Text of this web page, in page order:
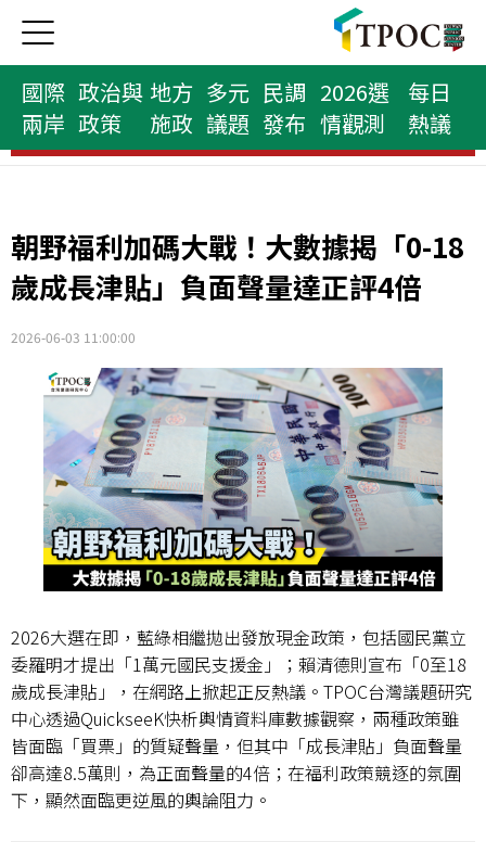
國際
兩岸
政治與
政策
地方
施政
多元
議題
民調
發布
2026選
情觀測
每日
熱議
縣市首長榜
朝野福利加碼大戰！大數據揭「0-18
歲成長津貼」負面聲量達正評4倍
2026-06-03 11:00:00
2026大選在即，藍綠相繼拋出發放現金政策，包括國民黨立
委羅明才提出「1 萬元國民支援金」；賴清德則宣布「0至18
歲成長津貼」，在網路上掀起正反熱議。 TPOC台灣議題研究
中心透過QuickseeK快析輿情資料庫數據觀察，兩種政策雖
皆面臨「買票」的質疑聲量，但其中「成長津貼」負面聲量
卻高達8.5萬則，為正面聲量的4倍；在福利政策競逐的氛圍
下，顯然面臨更逆風的輿論阻力。